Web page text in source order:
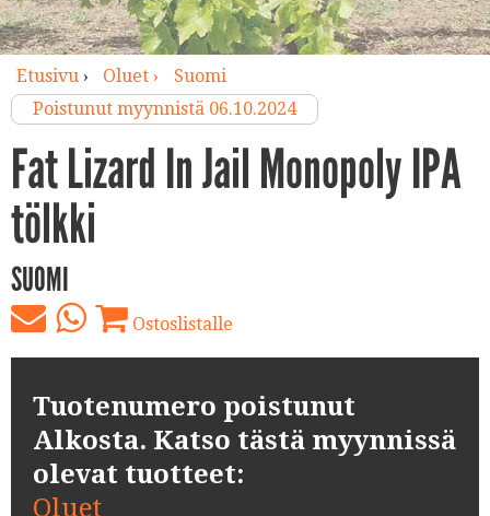
Etusivu› Oluet ›
Suomi
Poistunut myynnistä 06.10.2024
Fat Lizard In Jail Monopoly IPA
tölkki
SUOMI
Ostoslistalle
Tuotenumero poistunut
Alkosta. Katso tästä myynnissä
olevat tuotteet:
Oluet